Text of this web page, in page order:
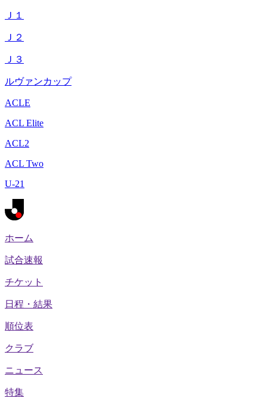
Ｊ１
Ｊ２
Ｊ３
ルヴァンカップ
ACLE
ACL Elite
ACL2
ACL Two
U-21
ホーム
試合速報
チケット
日程・結果
順位表
クラブ
ニュース
特集